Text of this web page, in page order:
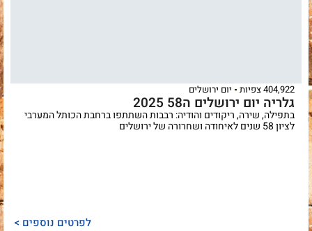
404,922 צפיות יום ירושלים
גלריה יום ירושלים ה58 2025
בתפילה, שירה, ריקודים והודיה: רבבות השתתפו ברחבת הכותל המערבי
לציון 58 שנים לאיחודה ושחרורה של ירושלים
לפרטים נוספים >